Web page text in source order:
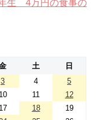
生 4万円の食事の
土
日
3 4
5
10 11
12
17 18
19